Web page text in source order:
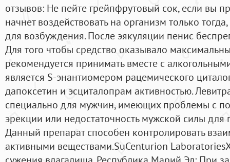
отзывов: Не пейте грейпфрутовый сок, если вы
начнет воздействовать на организм только
для возбуждения. После эякуляции пенис
Для того чтобы средство оказывало
рекомендуется принимать вместе с
является S-энантиомером рацемического
дапоксетин и эсциталопрам активностью.
специально для мужчин, имеющих проблемы с
эрекции или недостаточность мужской силы для
Данный препарат способен контролировать
активными веществами.SuCenturion